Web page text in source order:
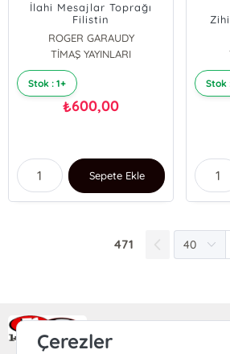
İlahi Mesajlar Toprağı
Filistin
ROGER GARAUDY
TİMAŞ YAYINLARI
Stok : 1+
₺600,00
Sepete Ekle
Stok
471
Ra Yayın Kitabevi
Çerezler